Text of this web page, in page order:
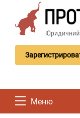
Меню